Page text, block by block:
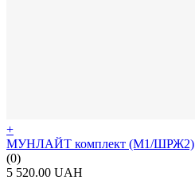
+
МУНЛАЙТ комплект (М1/ШРЖ2)
(0)
5 520.00 UAH